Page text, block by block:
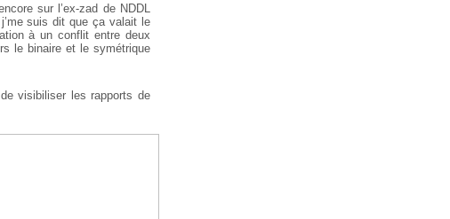
sur l’ex-zad de NDDL
suis dit que ça valait le
à un conflit entre deux
le binaire et le symétrique
visibiliser les rapports de